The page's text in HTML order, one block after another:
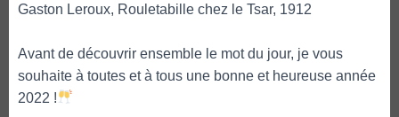
Gaston Leroux, Rouletabille chez le Tsar, 1912
Avant de découvrir ensemble le mot du jour, je vous
souhaite à toutes et à tous une bonne et heureuse année
2022 !